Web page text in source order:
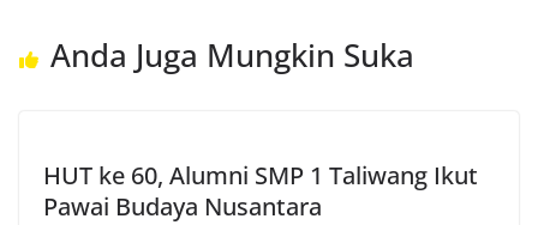
Anda Juga Mungkin Suka
HUT ke 60, Alumni SMP 1 Taliwang Ikut
Pawai Budaya Nusantara